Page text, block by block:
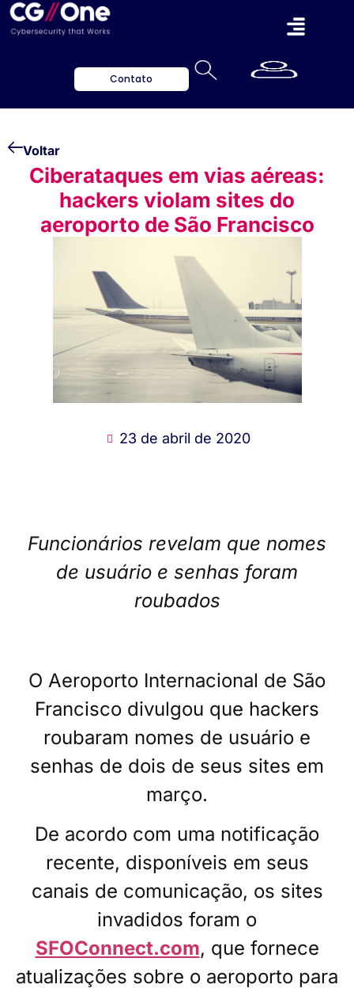
Contato
Voltar
Ciberataques em vias aéreas:
hackers violam sites do
aeroporto de São Francisco
23 de abril de 2020
Funcionários revelam que nomes
de usuário e senhas foram
roubados
O Aeroporto Internacional de São
Francisco divulgou que hackers
roubaram nomes de usuário e
senhas de dois de seus sites em
março.
De acordo com uma notificação
recente, disponíveis em seus
canais de comunicação, os sites
invadidos foram o
SFOConnect.com, que fornece
atualizações sobre o aeroporto para